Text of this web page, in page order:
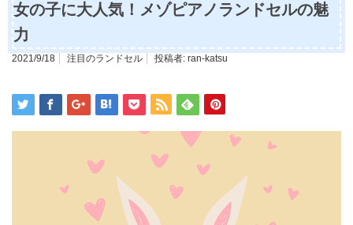
女の子に大人気！メゾピアノランドセルの魅
力
2021/9/18 注目のランドセル 投稿者: ran-katsu